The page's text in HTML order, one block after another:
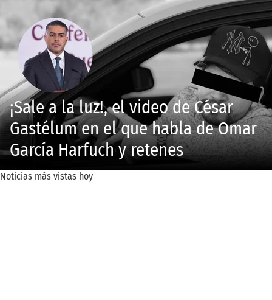
¡Sale a la luz!, el video de César
Gastélum en el que habla de Omar
García Harfuch y retenes
Noticias más vistas hoy